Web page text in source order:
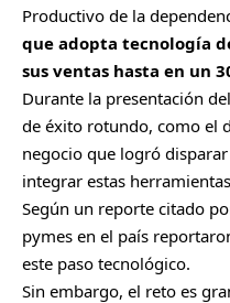
Productivo de la
que adopta tecnología
sus ventas hasta en un
Durante la presentación
de éxito rotundo, como el
negocio que logró
integrar estas
Según un reporte citado
pymes en el país
este paso tecnológico.
Sin embargo, el reto es